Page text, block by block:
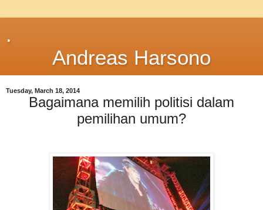
.
Andreas Harsono
Tuesday, March 18, 2014
Bagaimana memilih politisi dalam
pemilihan umum?